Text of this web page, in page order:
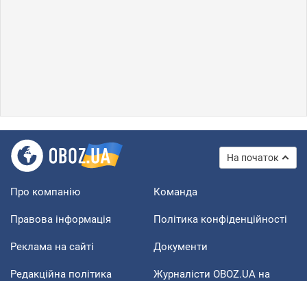
На початок
Про компанію Команда
Правова інформація Політика конфіденційності
Реклама на сайті Документи
Редакційна політика
Журналісти OBOZ.UA на